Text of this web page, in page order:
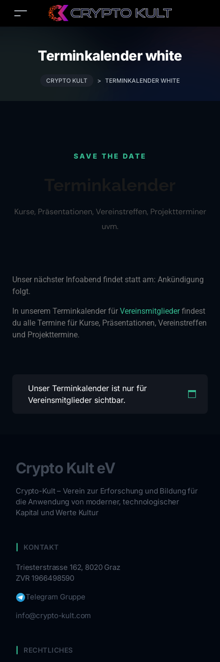
Terminkalender white
CRYPTO KULT > TERMINKALENDER WHITE
SAVE THE DATE
Kurse, Präsentationen, Vereinstreffen, Projektterminer
uvm.
Unser nächster Infoabend findet statt am: Ankündigung
folgt.
In unserem Terminkalender für Vereinsmitgliederfindest
du alle Termine für Kurse, Präsentationen, Vereinstreffen
und Projekttermine.
Unser Terminkalender ist nur für
Vereinsmitglieder sichtbar.
Crypto Kult eV
Crypto-Kult – Verein zur Erforschung und Bildung für
die Anwendung von moderner, technologischer
Kapital und Werte Kultur
KONTAKT
Triesterstrasse 162, 8020 Graz
ZVR 1966498590
Telegram Gruppe
info@crypto-kult.com
RECHTLICHES